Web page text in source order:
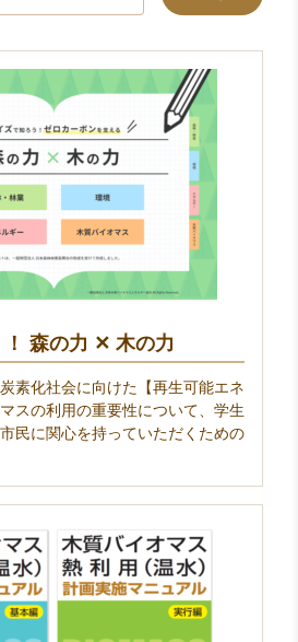
森の力 ✕ 木の力
素化社会に向けた【再生可能エネ
スの利用の重要性について、学生
民に関心を持っていただくための